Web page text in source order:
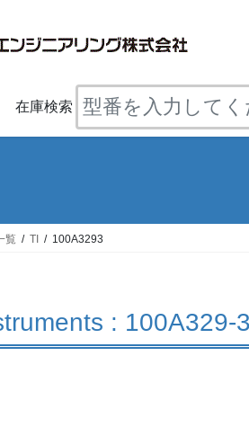
在庫検索
覧 TI 100A3293
: 100A329-3